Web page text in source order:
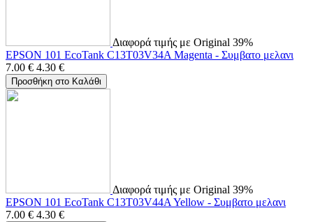
Διαφορά τιμής με Original 39%
EPSON 101 EcoTank C13T03V34A Magenta - Συμβατο μελανι
7.00 € 4.30 €
Προσθήκη στο Καλάθι
Διαφορά τιμής με Original 39%
EPSON 101 EcoTank C13T03V44A Yellow - Συμβατο μελανι
7.00 € 4.30 €